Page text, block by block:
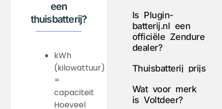
een
thuisbatterij?
kWh
(kilowattuur)
=
capaciteit
Hoeveel
Is Plugin-
batterij.nl een
officiële Zendure
dealer?
Thuisbatterij prijs
Wat voor merk
is Voltdeer?